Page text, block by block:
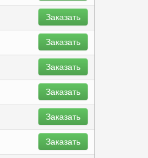
Заказать
Заказать
Заказать
Заказать
Заказать
Заказать